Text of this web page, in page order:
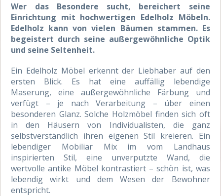
Wer das Besondere sucht, bereichert seine
Einrichtung mit hochwertigen Edelholz Möbeln.
Edelholz kann von vielen Bäumen stammen. Es
begeistert durch seine außergewöhnliche Optik
und seine Seltenheit.
Ein Edelholz Möbel erkennt der Liebhaber auf den
ersten Blick. Es hat eine auffällig lebendige
Maserung, eine außergewöhnliche Färbung und
verfügt – je nach Verarbeitung – über einen
besonderen Glanz. Solche Holzmöbel finden sich oft
in den Häusern von Individualisten, die ganz
selbstverständlich ihren eigenen Stil kreieren. Ein
lebendiger Mobiliar Mix im vom Landhaus
inspirierten Stil, eine unverputzte Wand, die
wertvolle antike Möbel kontrastiert – schön ist, was
lebendig wirkt und dem Wesen der Bewohner
entspricht.